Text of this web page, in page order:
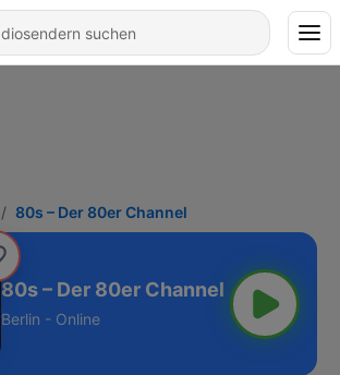
80s – Der 80er Channel
80s – Der 80er Channel
Berlin - Online